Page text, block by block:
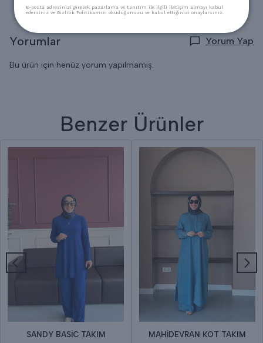
Yorumlar Yorum Yap
Bu ürün için henüz yorum yapılmamış.
Benzer Ürünler
SANDY BASİC TAKIM MAHİDEVRAN KOT TAKIM
E-posta adresinizi girerek pazarlama ve tanıtım ile ilgili iletişim almayı kabul
edersiniz ve Gizlilik Politikamızı okuduğunuzu ve kabul ettiğinizi onaylarsınız.